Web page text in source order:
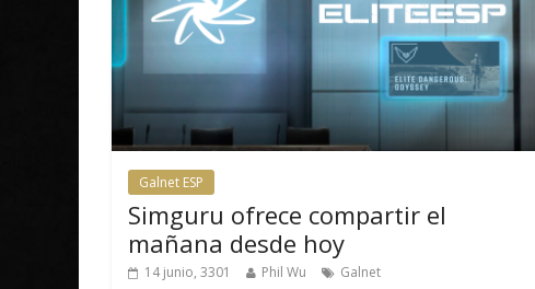
Galnet ESP
Simguru ofrece compartir el
mañana desde hoy
14 junio, 3301 Phil Wu Galnet